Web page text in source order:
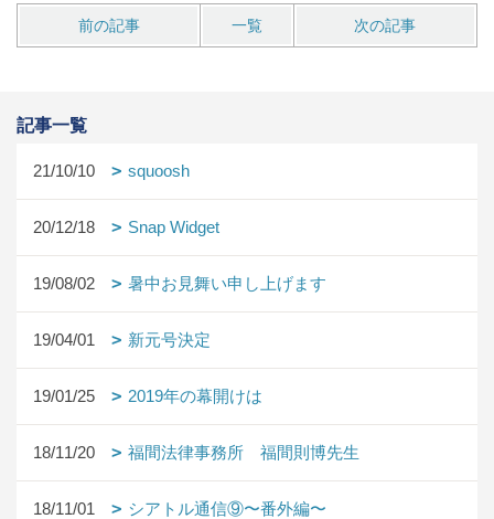
前の記事 一覧 次の記事
記事一覧
21/10/10 squoosh
20/12/18 Snap Widget
19/08/02 暑中お見舞い申し上げます
19/04/01 新元号決定
19/01/25 2019年の幕開けは
18/11/20 福間法律事務所 福間則博先生
18/11/01 シアトル通信⑨〜番外編〜